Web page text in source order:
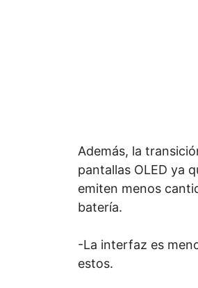
Además, la
pantallas OLED ya
emiten menos
batería.
-La interfaz es
estos.